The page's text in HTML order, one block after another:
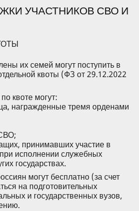
УЧАСТНИКОВ СВО И
их семей могут поступить в
квоты (ФЗ от 29.12.2022
квоте могут:
награжденные тремя орденами
принимавших участие в
исполнении служебных
государствах.
могут бесплатно (за счет
на подготовительных
и государственных вузов,